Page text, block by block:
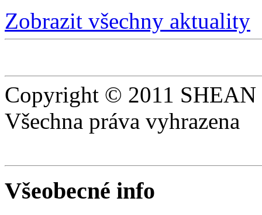
Zobrazit všechny aktuality
Copyright © 2011 SHEAN
Všechna práva vyhrazena
Všeobecné info